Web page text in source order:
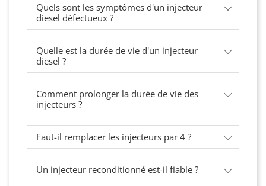
Quels sont les symptômes d'un injecteur
diesel défectueux ?
Quelle est la durée de vie d'un injecteur
diesel ?
Comment prolonger la durée de vie des
injecteurs ?
Faut-il remplacer les injecteurs par 4 ?
Un injecteur reconditionné est-il fiable ?